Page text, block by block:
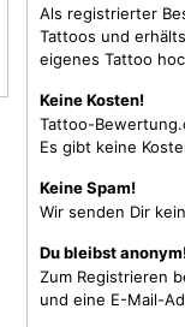
Als registrierter
Tattoos und
eigenes Tattoo
Keine Kosten!
Tattoo-
Es gibt keine
Keine Spam!
Wir senden Dir
Du bleibst
Zum Registrieren
und eine E-Mail-